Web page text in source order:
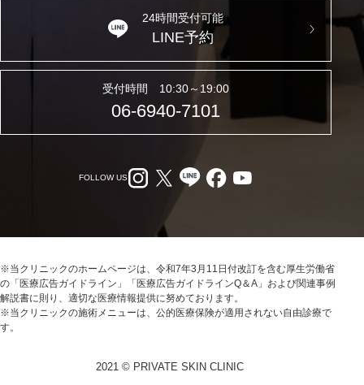
24時間受付可能
LINE予約
受付時間 10:30～19:00
06-6940-7101
FOLLOW US
※当クリニックのホームページは、令和7年3月11日付改訂を含む厚生労働省
の「医療広告ガイドライン」「医療広告ガイドラインQ＆A」および関連事例
解説書に則り、適切な医療情報提供に努めております。
※当クリニックの施術メニューは、公的医療保険が適用されない自由診療で
す。
2021 © PRIVATE SKIN CLINIC